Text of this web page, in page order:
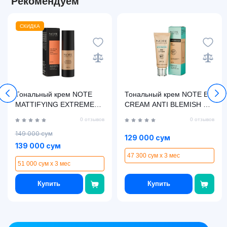
СКИДКА
Тональный крем NOTE
MATTIFYING EXTREME
SPF15 (30 мл)
0 отзывов
149 000 сум
139 000 сум
51 000 сум x 3 мес
Купить
Тональный крем NOTE BB
CREAM ANTI BLEMISH 02
0 отзывов
129 000 сум
47 300 сум x 3 мес
Купить